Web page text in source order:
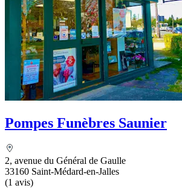
Pompes Funèbres Saunier
2, avenue du Général de Gaulle
33160 Saint-Médard-en-Jalles
(1 avis)